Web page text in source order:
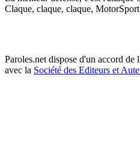
Claque, claque, claque,
Paroles.net dispose d'un accord de
avec la Société des Editeurs et